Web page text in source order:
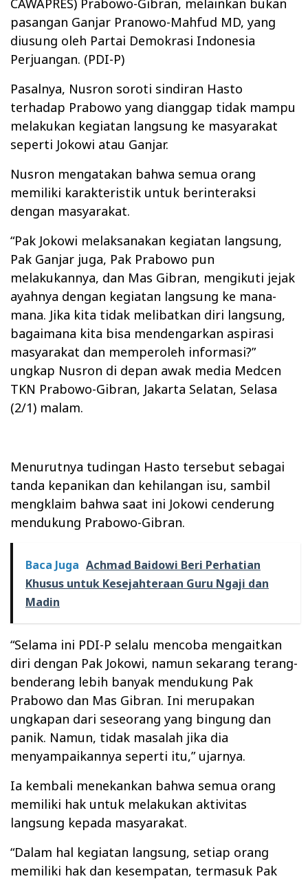
CAWAPRES) Prabowo-Gibran, melainkan bukan
pasangan Ganjar Pranowo-Mahfud MD, yang
diusung oleh Partai Demokrasi Indonesia
Perjuangan. (PDI-P)
Pasalnya, Nusron soroti sindiran Hasto
terhadap Prabowo yang dianggap tidak mampu
melakukan kegiatan langsung ke masyarakat
seperti Jokowi atau Ganjar.
Nusron mengatakan bahwa semua orang
memiliki karakteristik untuk berinteraksi
dengan masyarakat.
“Pak Jokowi melaksanakan kegiatan langsung,
Pak Ganjar juga, Pak Prabowo pun
melakukannya, dan Mas Gibran, mengikuti jejak
ayahnya dengan kegiatan langsung ke mana-
mana. Jika kita tidak melibatkan diri langsung,
bagaimana kita bisa mendengarkan aspirasi
masyarakat dan memperoleh informasi?”
ungkap Nusron di depan awak media Medcen
TKN Prabowo-Gibran, Jakarta Selatan, Selasa
(2/1) malam.
Menurutnya tudingan Hasto tersebut sebagai
tanda kepanikan dan kehilangan isu, sambil
mengklaim bahwa saat ini Jokowi cenderung
mendukung Prabowo-Gibran.
Baca Juga Achmad Baidowi Beri Perhatian
Khusus untuk Kesejahteraan Guru Ngaji dan
Madin
“Selama ini PDI-P selalu mencoba mengaitkan
diri dengan Pak Jokowi, namun sekarang terang-
benderang lebih banyak mendukung Pak
Prabowo dan Mas Gibran. Ini merupakan
ungkapan dari seseorang yang bingung dan
panik. Namun, tidak masalah jika dia
menyampaikannya seperti itu,” ujarnya.
Ia kembali menekankan bahwa semua orang
memiliki hak untuk melakukan aktivitas
langsung kepada masyarakat.
“Dalam hal kegiatan langsung, setiap orang
memiliki hak dan kesempatan, termasuk Pak